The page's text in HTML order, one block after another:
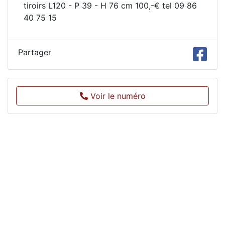
tiroirs L120 - P 39 - H 76 cm 100,-€ tel 09 86
40 75 15
Partager
Voir le numéro